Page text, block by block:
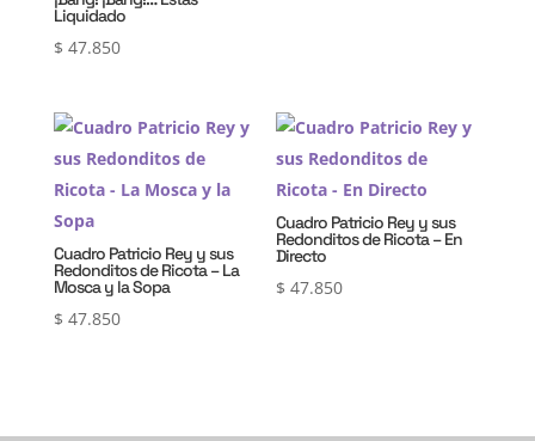
Liquidado
$ 47.850
Cuadro Patricio Rey y sus
Redonditos de Ricota – La
Mosca y la Sopa
$ 47.850
Cuadro Patricio Rey y sus
Redonditos de Ricota – En
Directo
$ 47.850